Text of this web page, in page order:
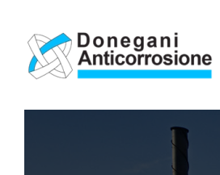
Skip to main content